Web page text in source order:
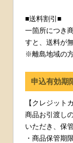
■送料割引■
一箇所につき
すと、送料が
※離島地域の
申込有効期
【クレジット
商品お引渡し
いただき、保
・商品保管期